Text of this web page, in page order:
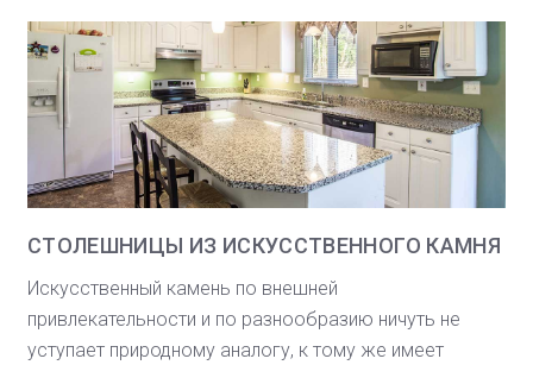
СТОЛЕШНИЦЫ ИЗ ИСКУССТВЕННОГО КАМНЯ
Искусственный камень по внешней
привлекательности и по разнообразию ничуть не
уступает природному аналогу, к тому же имеет